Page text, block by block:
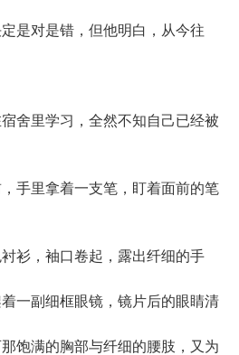
对是错，但他明白，从今往
里学习，全然不知自己已经被
里拿着一支笔，盯着面前的笔
，袖口卷起，露出纤细的手
一副细框眼镜，镜片后的眼睛清
饱满的胸部与纤细的腰肢，又为